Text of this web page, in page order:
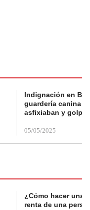
Indignación en
guardería canina
asfixiaban y
05/05/2025
¿Cómo hacer una
renta de una